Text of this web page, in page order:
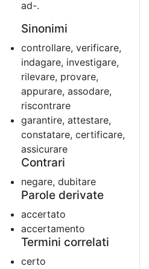
ad-.
Sinonimi
controllare, verificare,
indagare, investigare,
rilevare, provare,
appurare, assodare,
riscontrare
garantire, attestare,
constatare, certificare,
assicurare
Contrari
negare, dubitare
Parole derivate
accertato
accertamento
Termini correlati
certo